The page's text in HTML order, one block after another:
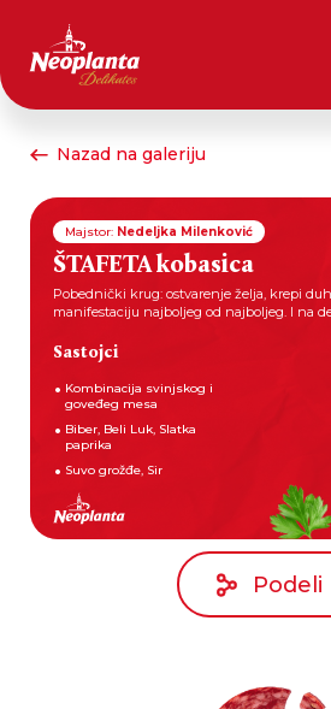
Nazad na galeriju
Majstor: Nedeljka Milenković
ŠTAFETA kobasica
Pobednički krug: ostvarenje želja, krepi
manifestaciju najboljeg od najboljeg. I na
Sastojci
Kombinacija svinjskog i
goveđeg mesa
Biber, Beli Luk, Slatka
paprika
Suvo grožđe, Sir
Podeli